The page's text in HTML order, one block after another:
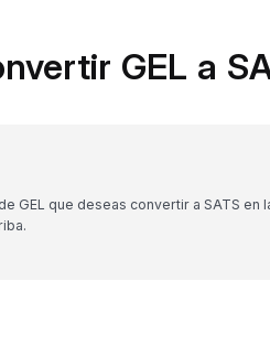
GEL a
GEL que deseas convertir a SATS en